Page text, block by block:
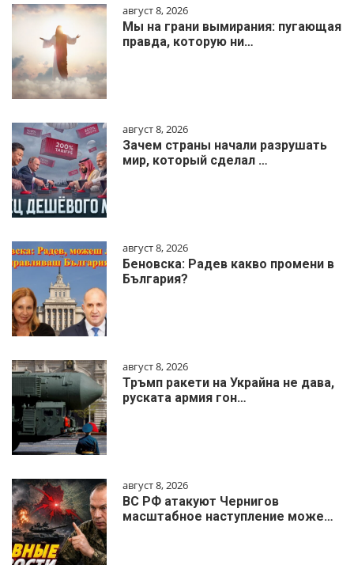
август 8, 2026
Мы на грани вымирания: пугающая
правда, которую ни…
август 8, 2026
Зачем страны начали разрушать
мир, который сделал …
август 8, 2026
Беновска: Радев какво промени в
България?
август 8, 2026
Тръмп ракети на Украйна не дава,
руската армия гон…
август 8, 2026
ВС РФ атакуют Чернигов
масштабное наступление може…